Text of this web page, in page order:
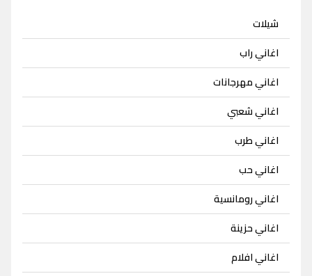
شيلات
اغاني راب
اغاني مهرجانات
اغاني شعبي
اغاني طرب
اغاني حب
اغاني رومانسية
اغاني حزينة
اغاني افلام